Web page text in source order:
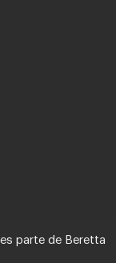
parte de Beretta